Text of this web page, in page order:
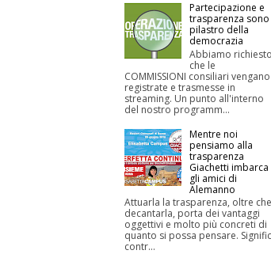
Partecipazione e
trasparenza sono
pilastro della
democrazia
Abbiamo richiesto
che le
COMMISSIONI consiliari vengano
registrate e trasmesse in
streaming. Un punto all'interno
del nostro programm...
Mentre noi
pensiamo alla
trasparenza
Giachetti imbarca
gli amici di
Alemanno
Attuarla la trasparenza, oltre che
decantarla, porta dei vantaggi
oggettivi e molto più concreti di
quanto si possa pensare.
contr...